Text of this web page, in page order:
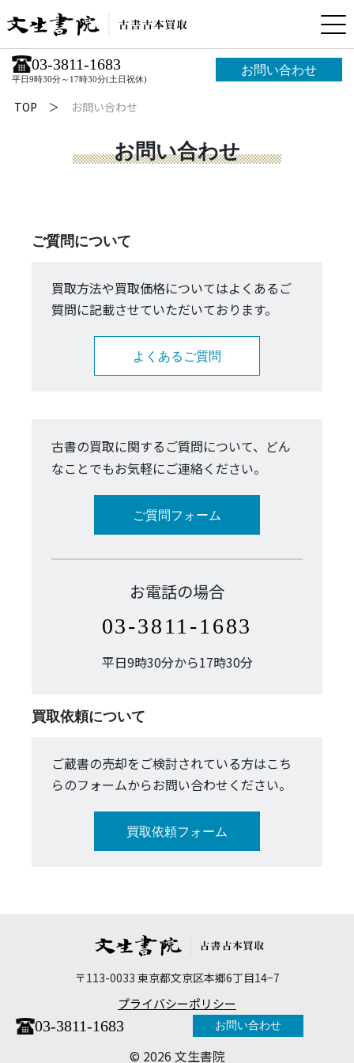
03-3811-1683
平日9時30分～17時30分(土日祝休)
お問い合わせ
TOP お問い合わせ
お問い合わせ
ご質問について
買取方法や買取価格についてはよくあるご
質問に記載させていただいております。
よくあるご質問
古書の買取に関するご質問について、どん
なことでもお気軽にご連絡ください。
ご質問フォーム
お電話の場合
03-3811-1683
平日9時30分から17時30分
買取依頼について
ご蔵書の売却をご検討されている方はこち
らのフォームからお問い合わせください。
買取依頼フォーム
〒113-0033 東京都文京区本郷6丁目14−7
プライバシーポリシー
03-3811-1683 お問い合わせ
©︎ 2026 文生書院